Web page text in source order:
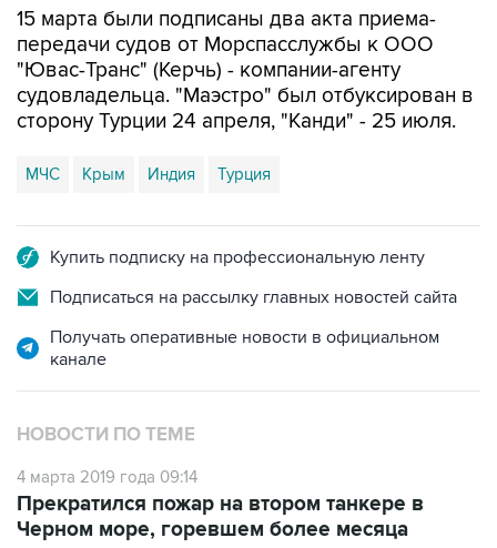
15 марта были подписаны два акта приема-
передачи судов от Морспасслужбы к ООО
"Ювас-Транс" (Керчь) - компании-агенту
судовладельца. "Маэстро" был отбуксирован в
сторону Турции 24 апреля, "Канди" - 25 июля.
МЧС Крым Индия Турция
Купить подписку на профессиональную ленту
Подписаться на рассылку главных новостей сайта
Получать оперативные новости в официальном
канале
НОВОСТИ ПО ТЕМЕ
4 марта 2019 года 09:14
Прекратился пожар на втором танкере в
Черном море, горевшем более месяца